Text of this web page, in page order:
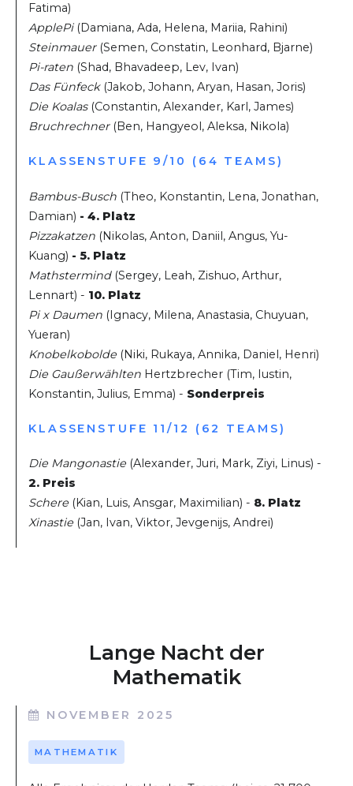
Fatima)
ApplePi(Damiana, Ada, Helena, Mariia, Rahini)
Steinmauer (Semen, Constatin, Leonhard, Bjarne)
Pi-raten (Shad, Bhavadeep, Lev, Ivan)
Das Fünfeck(Jakob, Johann, Aryan, Hasan, Joris)
Die Koalas(Constantin, Alexander, Karl, James)
Bruchrechner (Ben, Hangyeol, Aleksa, Nikola)
KLASSENSTUFE 9/10 (64 TEAMS)
Bambus-Busch (Theo, Konstantin, Lena, Jonathan,
Damian) - 4. Platz
Pizzakatzen (Nikolas, Anton, Daniil, Angus, Yu-
Kuang) - 5. Platz
Mathstermind(Sergey, Leah, Zishuo, Arthur,
Lennart) - 10. Platz
Pi x Daumen (Ignacy, Milena, Anastasia, Chuyuan,
Yueran)
Knobelkobolde (Niki, Rukaya, Annika, Daniel, Henri)
Die Gaußerwählten Hertzbrecher (Tim, Iustin,
Konstantin, Julius, Emma) - Sonderpreis
KLASSENSTUFE 11/12 (62 TEAMS)
Die Mangonastie (Alexander, Juri, Mark, Ziyi, Linus) -
2. Preis
Schere (Kian, Luis, Ansgar, Maximilian) - 8. Platz
Xinastie (Jan, Ivan, Viktor, Jevgenijs, Andrei)
Lange Nacht der
Mathematik
NOVEMBER 2025
MATHEMATIK